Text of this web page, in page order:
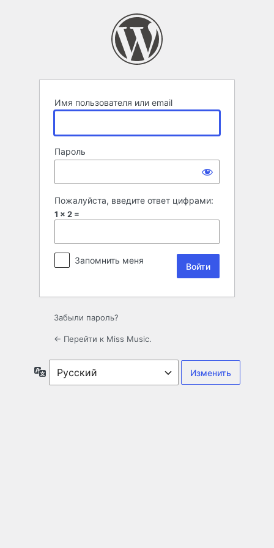
Имя пользователя или email
Пароль
Пожалуйста, введите ответ цифрами:
1 × 2 =
Запомнить меня
Забыли пароль?
← Перейти к Miss Music.
Язык